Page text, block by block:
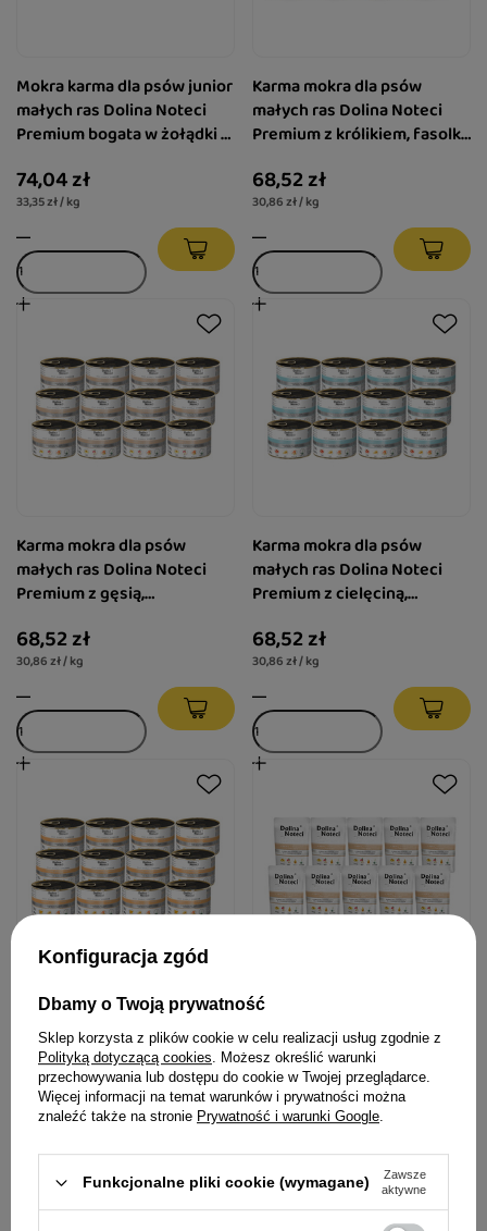
Mokra karma dla psów junior
małych ras Dolina Noteci
Premium bogata w żołądki z
zestaw 12 x 185 g
74,04 zł
33,35 zł / kg
Karma mokra dla psów
małych ras Dolina Noteci
Premium z królikiem, fasolką
68,52 zł
30,86 zł / kg
Karma mokra dla psów
małych ras Dolina Noteci
Premium z gęsią,
zestaw 12 x 185 g
68,52 zł
30,86 zł / kg
Karma mokra dla psów
małych ras Dolina Noteci
Premium z cielęciną,
zestaw 12 x 185 g
68,52 zł
30,86 zł / kg
Karma mokra dla psów
małych ras Dolina Noteci
Premium z bażantem, dynią i
makaronem zestaw 12 x 185
68,52 zł
30,86 zł / kg
Mokra karma dla psów
małych ras Dolina Noteci
Premium z gęsią,
ziemniakami i jabłkiem
zestaw 10 x 100 g
37,90 zł
37,90 zł / kg
Konfiguracja zgód
Dbamy o Twoją prywatność
Sklep korzysta z plików cookie w celu realizacji usług zgodnie z
Polityką dotyczącą cookies. Możesz określić warunki
przechowywania lub dostępu do cookie w Twojej przeglądarce.
Więcej informacji na temat warunków i prywatności można
znaleźć także na stronie Prywatność i warunki Google.
Funkcjonalne pliki cookie (wymagane)
Zawsze
aktywne